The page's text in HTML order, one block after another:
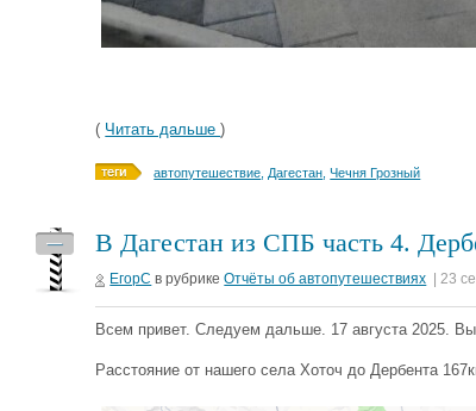
( Читать дальше)
автопутешествие Дагестан ,Чечня Грозный
В Дагестан из СПБ часть 4.
ЕгорС в рубрикеОтчёты об автопутешествиях | 23
Всем привет. Следуем дальше. 17 августа 2025.
Расстояние от нашего села Хоточ до Дербента
—